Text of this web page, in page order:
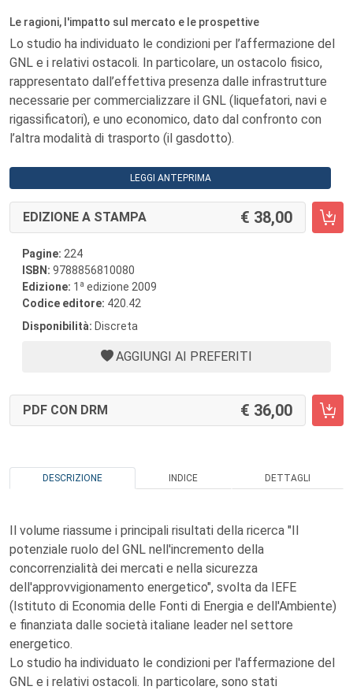
Le ragioni, l'impatto sul mercato e le prospettive
Lo studio ha individuato le condizioni per l’affermazione del
GNL e i relativi ostacoli. In particolare, un ostacolo fisico,
rappresentato dall’effettiva presenza dalle infrastrutture
necessarie per commercializzare il GNL (liquefatori, navi e
rigassificatori), e uno economico, dato dal confronto con
l’altra modalità di trasporto (il gasdotto).
LEGGI ANTEPRIMA
EDIZIONE A STAMPA 38,00
Pagine: 224
ISBN: 9788856810080
Edizione: 1 a edizione 2009
Codice editore: 420.42
Disponibilità: Discreta
AGGIUNGI AI PREFERITI
PDF CON DRM 36,00
DESCRIZIONE INDICE DETTAGLI
Il volume riassume i principali risultati della ricerca "Il
potenziale ruolo del GNL nell'incremento della
concorrenzialità dei mercati e nella sicurezza
dell'approvvigionamento energetico", svolta da IEFE
(Istituto di Economia delle Fonti di Energia e dell'Ambiente)
e finanziata dalle società italiane leader nel settore
energetico.
Lo studio ha individuato le condizioni per l'affermazione del
GNL e i relativi ostacoli. In particolare, sono stati